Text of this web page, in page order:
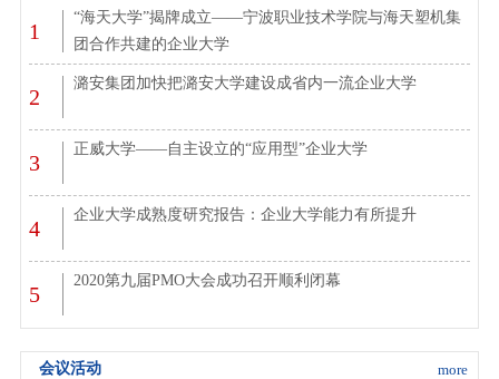
1
“海天大学”揭牌成立——宁波职业技术学院与海天塑机集
团合作共建的企业大学
2
潞安集团加快把潞安大学建设成省内一流企业大学
3
正威大学——自主设立的“应用型”企业大学
4
企业大学成熟度研究报告：企业大学能力有所提升
5
2020第九届PMO大会成功召开顺利闭幕
more
会议活动